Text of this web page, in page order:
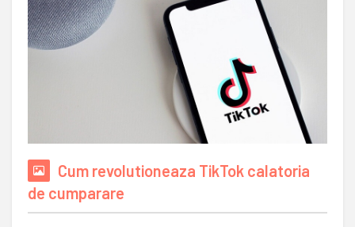
Cum revolutioneaza TikTok calatoria
de cumparare